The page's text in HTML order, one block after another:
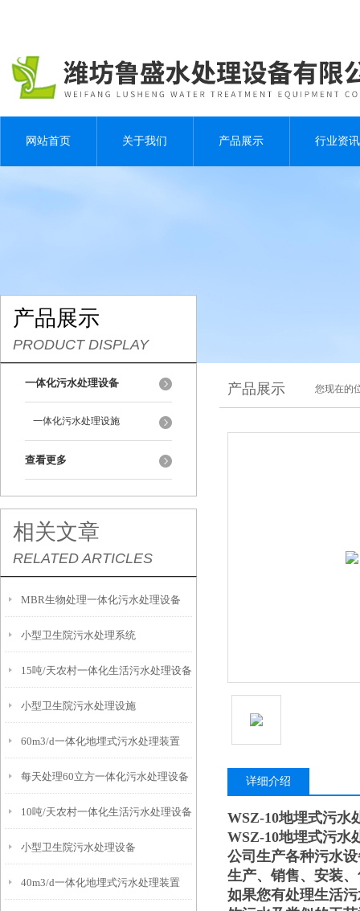
网站首页 关于我们 产品展示 行业资讯
产品展示
PRODUCT DISPLAY
一体化污水处理设备
一体化污水处理设施
查看更多
相关文章
RELATED ARTICLES
MBR生物处理一体化污水处理设备
小型卫生院污水处理系统
15吨/天农村一体化生活污水处理设备
小型卫生院污水处理设施
60m3/d一体化地埋式污水处理装置
每天处理60立方一体化污水处理设备
10吨/天农村一体化生活污水处理设备
小型卫生院污水处理设备
40m3/d一体化地埋式污水处理装置
产品展示 您现在的
详细介绍
WSZ-10地埋式污水
WSZ-10地埋式污水
公司生产各种污水
生产、销售、安装
如果您有处理生活